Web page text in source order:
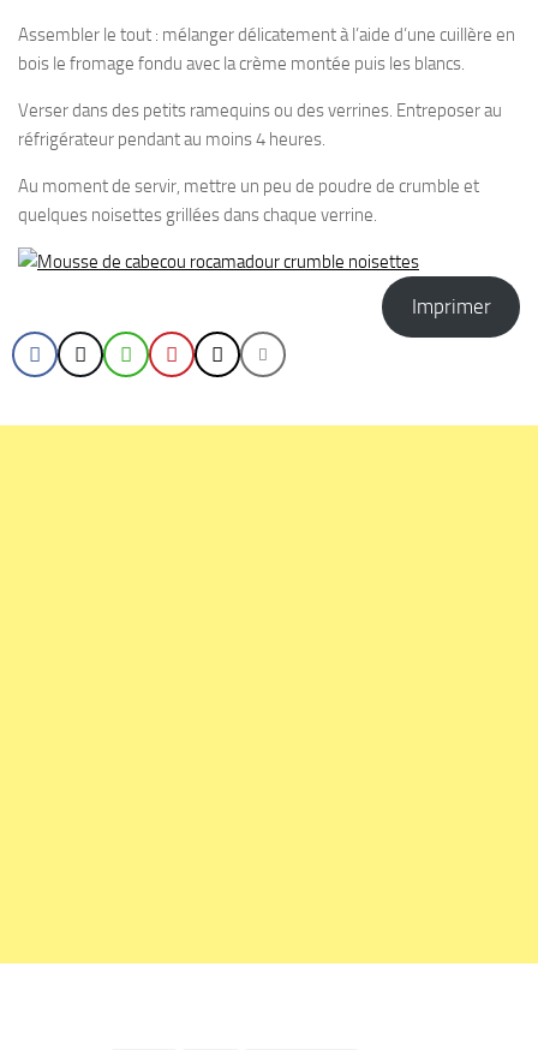
Assembler le tout : mélanger délicatement à l’aide d’une cuillère en
bois le fromage fondu avec la crème montée puis les blancs.
Verser dans des petits ramequins ou des verrines. Entreposer au
réfrigérateur pendant au moins 4 heures.
Au moment de servir, mettre un peu de poudre de crumble et
quelques noisettes grillées dans chaque verrine.
Imprimer